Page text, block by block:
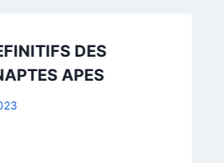
DES
APES